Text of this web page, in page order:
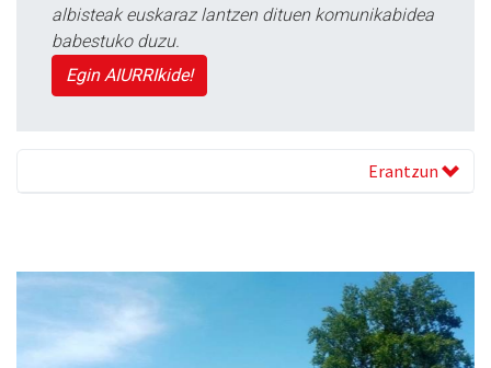
albisteak euskaraz lantzen dituen komunikabidea
babestuko duzu.
Egin AIURRIkide!
Erantzun